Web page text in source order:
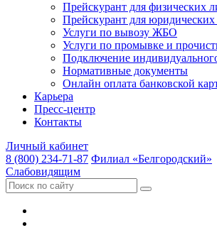
Прейскурант для физических
Прейскурант для
Услуги по вывозу ЖБО
Услуги по промывке и
Подключение
Нормативные документы
Онлайн оплата банковской
Карьера
Пресс-центр
Контакты
Личный кабинет
8 (800) 234-71-87 Филиал «Белгородский»
Слабовидящим